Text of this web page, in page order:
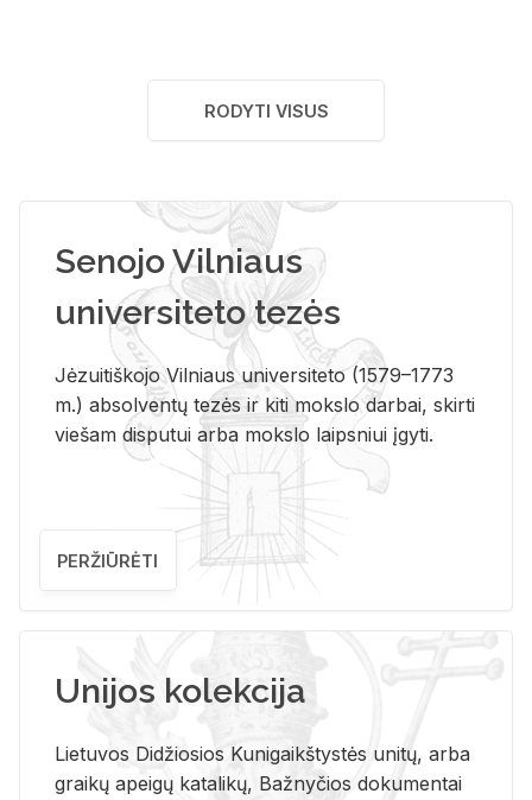
RODYTI VISUS
Senojo Vilniaus
universiteto tezės
Jėzuitiškojo Vilniaus universiteto (1579–1773
m.) absolventų tezės ir kiti mokslo darbai, skirti
viešam disputui arba mokslo laipsniui įgyti.
PERŽIŪRĖTI
Unijos kolekcija
Lietuvos Didžiosios Kunigaikštystės unitų, arba
graikų apeigų katalikų, Bažnyčios dokumentai